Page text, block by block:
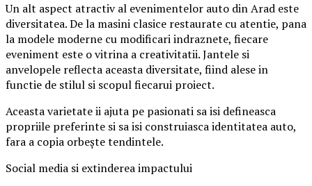
Un alt aspect atractiv al evenimentelor auto din Arad este
diversitatea. De la masini clasice restaurate cu atentie, pana
la modele moderne cu modificari indraznete, fiecare
eveniment este o vitrina a creativitatii. Jantele si
anvelopele reflecta aceasta diversitate, fiind alese in
functie de stilul si scopul fiecarui proiect.
Aceasta varietate ii ajuta pe pasionati sa isi defineasca
propriile preferinte si sa isi construiasca identitatea auto,
fara a copia orbește tendintele.
Social media si extinderea impactului